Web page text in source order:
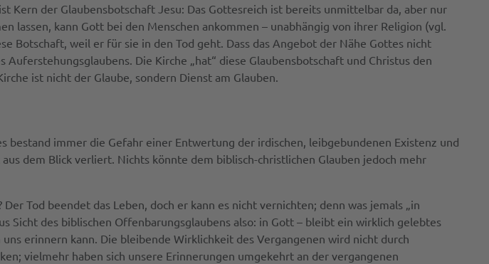
Kern der Glaubensbotschaft Jesu: Das Gottesreich ist bereits unmittelbar da, aber nur
kann Gott bei den Menschen ankommen – unabhängig von ihrer Religion (vgl.
Botschaft, weil er für sie in den Tod geht. Dass das Angebot der Nähe Gottes nicht
Die Kirche „hat“ diese Glaubensbotschaft und Christus den
ist nicht der Glaube, sondern Dienst am Glauben.
bestand immer die Gefahr einer Entwertung der irdischen, leibgebundenen Existenz und
dem Blick verliert. Nichts könnte dem biblisch-christlichen Glauben jedoch mehr
Tod beendet das Leben, doch er kann es nicht vernichten; denn was jemals „in
Sicht des biblischen Offenbarungsglaubens also: in Gott – bleibt ein wirklich gelebtes
erinnern kann. Die bleibende Wirklichkeit des Vergangenen wird nicht durch
vielmehr haben sich unsere Erinnerungen umgekehrt an der vergangenen